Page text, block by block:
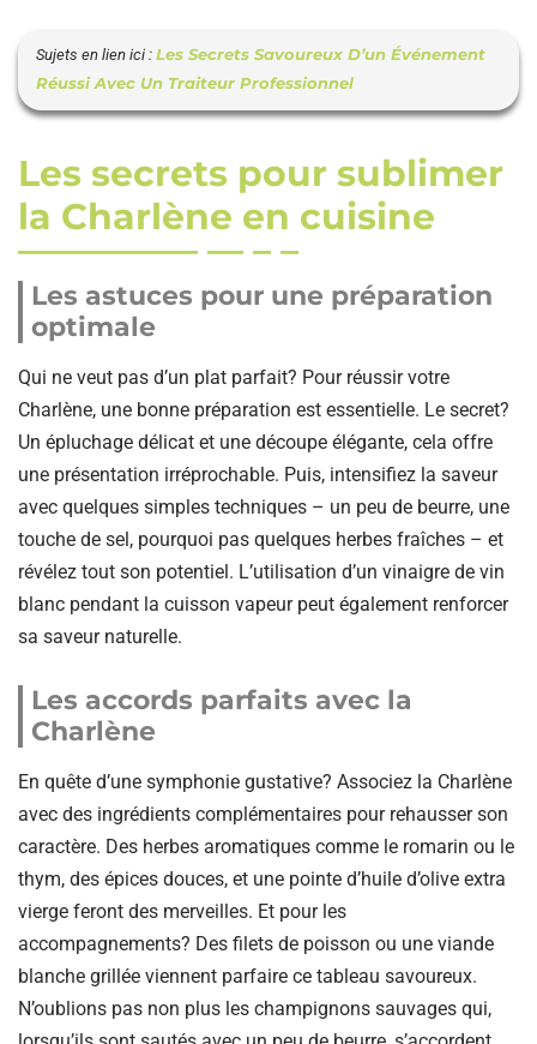
Sujets en lien ici : Les Secrets Savoureux D’un Événement
Réussi Avec Un Traiteur Professionnel
Les secrets pour sublimer
la Charlène en cuisine
Les astuces pour une préparation
optimale
Qui ne veut pas d’un plat parfait? Pour réussir votre
Charlène, une bonne préparation est essentielle. Le secret?
Un épluchage délicat et une découpe élégante, cela offre
une présentation irréprochable. Puis, intensifiez la saveur
avec quelques simples techniques – un peu de beurre, une
touche de sel, pourquoi pas quelques herbes fraîches – et
révélez tout son potentiel. L’utilisation d’un vinaigre de vin
blanc pendant la cuisson vapeur peut également renforcer
sa saveur naturelle.
Les accords parfaits avec la
Charlène
En quête d’une symphonie gustative? Associez la Charlène
avec des ingrédients complémentaires pour rehausser son
caractère. Des herbes aromatiques comme le romarin ou le
thym, des épices douces, et une pointe d’huile d’olive extra
vierge feront des merveilles. Et pour les
accompagnements? Des filets de poisson ou une viande
blanche grillée viennent parfaire ce tableau savoureux.
N’oublions pas non plus les champignons sauvages qui,